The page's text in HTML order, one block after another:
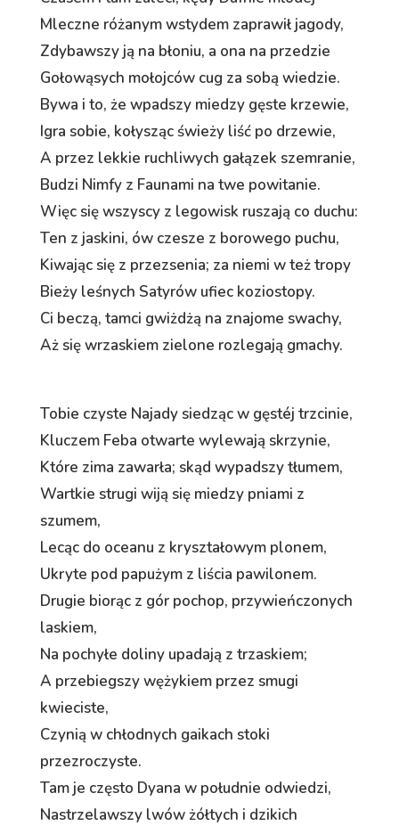
Mleczne różanym wstydem zaprawił jagody,
Zdybawszy ją na błoniu, a ona na przedzie
Gołowąsych mołojców cug za sobą wiedzie.
Bywa i to, że wpadszy miedzy gęste krzewie,
Igra sobie, kołysząc świeży liść po drzewie,
A przez lekkie ruchliwych gałązek szemranie,
Budzi Nimfy z Faunami na twe powitanie.
Więc się wszyscy z legowisk ruszają co duchu:
Ten z jaskini, ów czesze z borowego puchu,
Kiwając się z przezsenia; za niemi w też tropy
Bieży leśnych Satyrów ufiec koziostopy.
Ci beczą, tamci gwiżdżą na znajome swachy,
Aż się wrzaskiem zielone rozlegają gmachy.
Tobie czyste Najady siedząc w gęstéj trzcinie,
Kluczem Feba otwarte wylewają skrzynie,
Które zima zawarła; skąd wypadszy tłumem,
Wartkie strugi wiją się miedzy pniami z
szumem,
Lecąc do oceanu z kryształowym plonem,
Ukryte pod papużym z liścia pawilonem.
Drugie biorąc z gór pochop, przywieńczonych
laskiem,
Na pochyłe doliny upadają z trzaskiem;
A przebiegszy wężykiem przez smugi
kwieciste,
Czynią w chłodnych gaikach stoki
przezroczyste.
Tam je często Dyana w południe odwiedzi,
Nastrzelawszy lwów żółtych i dzikich